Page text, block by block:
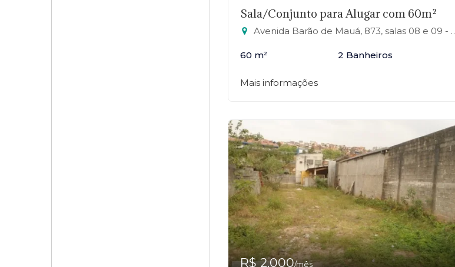
Sala/Conjunto para Alugar com 60m²
Avenida Barão de Mauá, 873, salas 08 e 09 - RP1 (Regiões de Planejamento), Mauá-SP
60 m² 2 Banheiros
Mais informações
R$ 2.000/mês